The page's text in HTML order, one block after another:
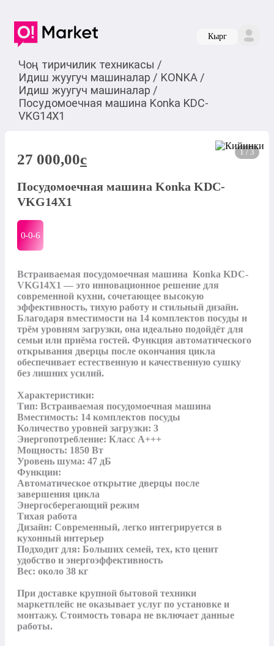
Кырг
Чоң тиричилик техникасы /
Идиш жуугуч машиналар / KONKA /
Идиш жуугуч машиналар /
Посудомоечная машина Konka KDC-
VKG14X1
1 / 3
27 000,00c
Посудомоечная машина Konka KDC-
VKG14X1
0-0-6
Встраиваемая посудомоечная машина  Konka KDC-
VKG14X1 — это инновационное решение для
современной кухни, сочетающее высокую
эффективность, тихую работу и стильный дизайн.
Благодаря вместимости на 14 комплектов посуды и
трём уровням загрузки, она идеально подойдёт для
семьи или приёма гостей. Функция автоматического
открывания дверцы после окончания цикла
обеспечивает естественную и качественную сушку
без лишних усилий.
Характеристики:
Тип: Встраиваемая посудомоечная машина
Вместимость: 14 комплектов посуды
Количество уровней загрузки: 3
Энергопотребление: Класс A+++
Мощность: 1850 Вт
Уровень шума: 47 дБ
Функции:
Автоматическое открытие дверцы после
завершения цикла
Энергосберегающий режим
Тихая работа
Дизайн: Современный, легко интегрируется в
кухонный интерьер
Подходит для: Больших семей, тех, кто ценит
удобство и энергоэффективность
Вес: около 38 кг
При доставке крупной бытовой техники
маркетплейс не оказывает услуг по установке и
монтажу. Стоимость товара не включает данные
работы.